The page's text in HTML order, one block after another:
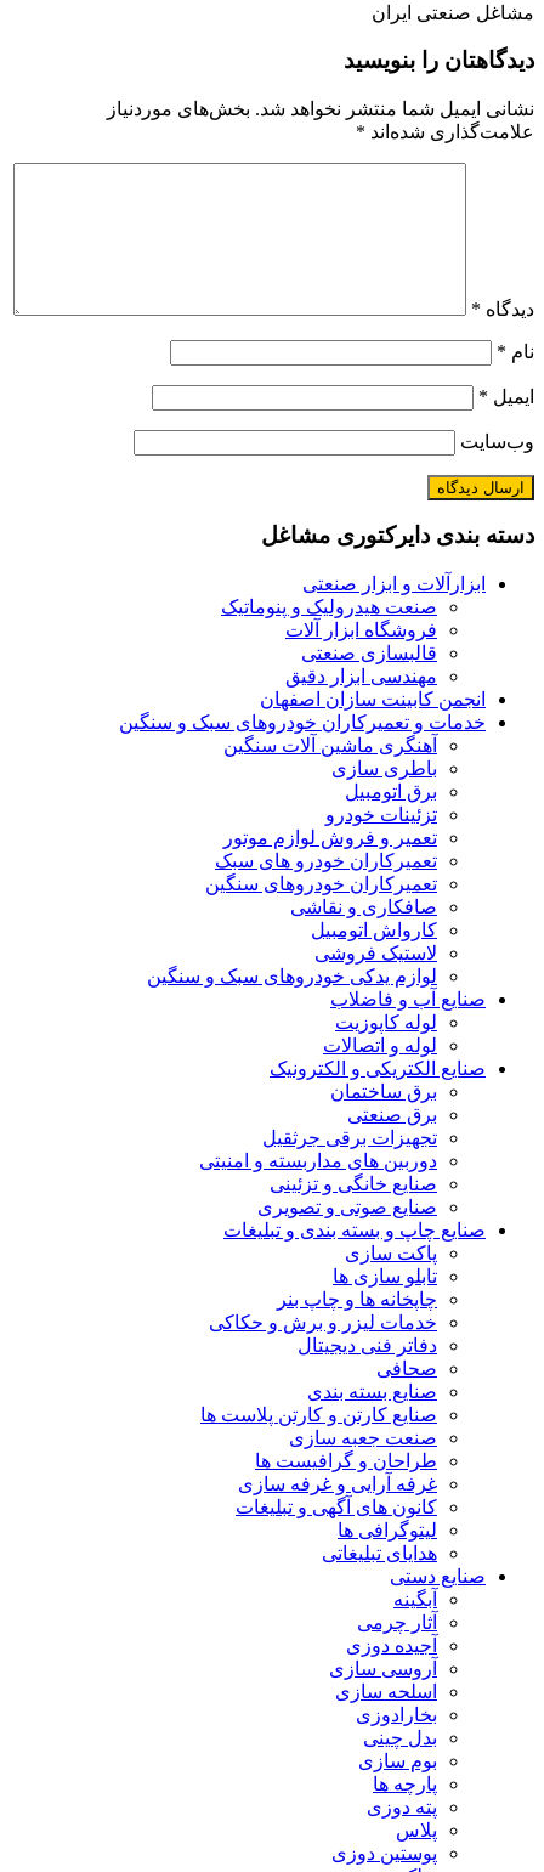
مشاغل صنعتی ایران
دیدگاهتان را بنویسید
نشانی ایمیل شما منتشر نخواهد شد. بخش‌های موردنیاز
علامت‌گذاری شده‌اند *
دیدگاه *
نام *
ایمیل *
وب‌سایت
دسته بندی دایرکتوری مشاغل
ابزارآلات و ابزار صنعتی
صنعت هیدرولیک و پنوماتیک
فروشگاه ابزار آلات
قالبسازی صنعتی
مهندسی ابزار دقیق
انجمن کابینت سازان اصفهان
خدمات و تعمیرکاران خودروهای سبک و سنگین
آهنگری ماشین آلات سنگین
باطری سازی
برق اتومبیل
تزئینات خودرو
تعمیر و فروش لوازم موتور
تعمیرکاران خودرو های سبک
تعمیرکاران خودروهای سنگین
صافکاری و نقاشی
کارواش اتومبیل
لاستیک فروشی
لوازم یدکی خودروهای سبک و سنگین
صنایع آب و فاضلاب
لوله کاپوزیت
لوله و اتصالات
صنایع الکتریکی و الکترونیک
برق ساختمان
برق صنعتی
تجهیزات برقی جرثقیل
دوربین های مداربسته و امنیتی
صنایع خانگی و تزئینی
صنایع صوتی و تصویری
صنایع چاپ و بسته بندی و تبلیغات
پاکت سازی
تابلو سازی ها
چاپخانه ها و چاپ بنر
خدمات لیزر و برش و حکاکی
دفاتر فنی دیجیتال
صحافی
صنایع بسته بندی
صنایع کارتن و کارتن پلاست ها
صنعت جعبه سازی
طراحان و گرافیست ها
غرفه آرایی و غرفه سازی
کانون های آگهی و تبلیغات
لیتوگرافی ها
هدایای تبلیغاتی
صنایع دستی
آبگینه
آثار چرمی
آجیده دوزی
آروسی سازی
اسلحه سازی
بخارادوزی
بدل چینی
بوم سازی
پارچه ها
پته دوزی
پلاس
پوستین دوزی